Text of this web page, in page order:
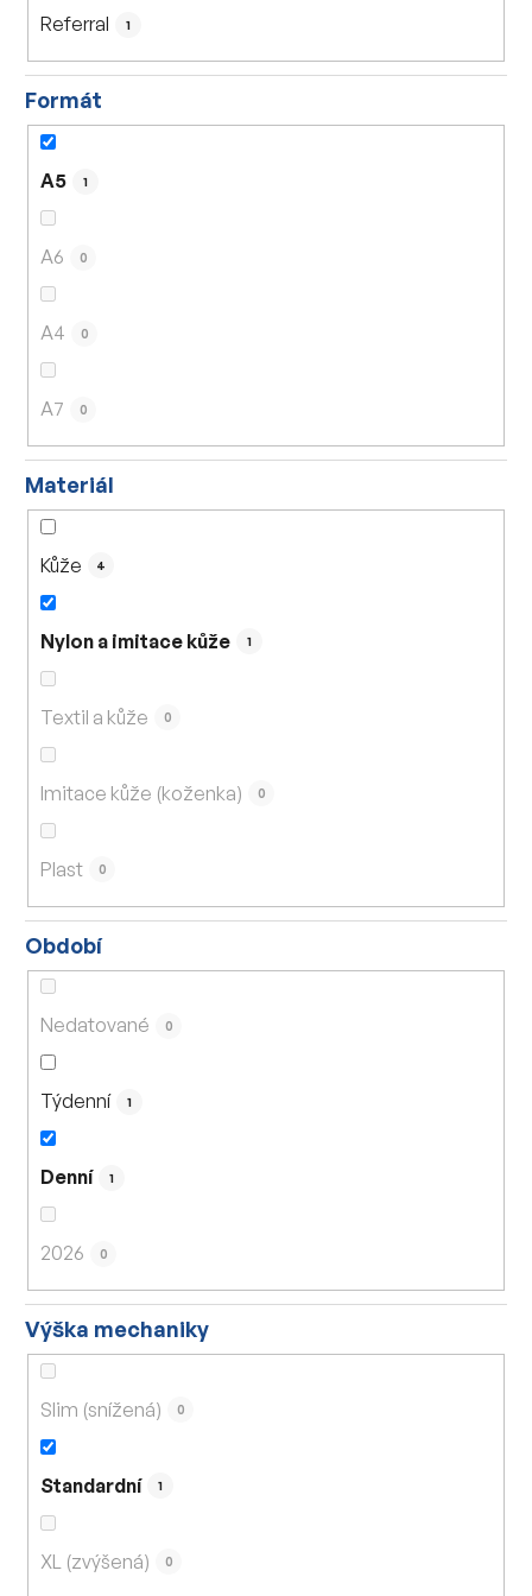
Referral 1
Formát
A5 1
A6 0
A4 0
A7 0
Materiál
Kůže 4
Nylon a imitace kůže 1
Textil a kůže 0
Imitace kůže (koženka) 0
Plast 0
Období
Nedatované 0
Týdenní 1
Denní 1
2026 0
Výška mechaniky
Slim (snížená) 0
Standardní 1
XL (zvýšená) 0